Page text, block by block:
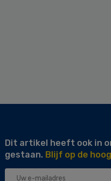
Dit artikel heeft ook in
gestaan. Blijf op de
Uw